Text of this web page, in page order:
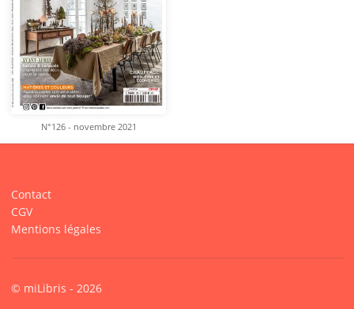
N°126 - novembre 2021
Contact
CGV
Mentions légales
© miLibris - 2026